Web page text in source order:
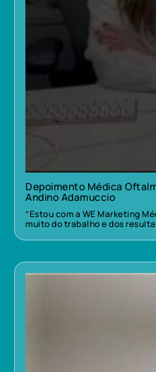
Depoimento Médica
Andino Adamuccio
“Estou com a WE Marketing
muito do trabalho e dos